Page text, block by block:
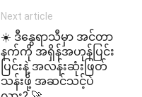
Next article
☀️ ဒီနွေရာသီမှာ အင်တာ
နက်ကို အရှိန်အဟုန်ပြင်း
ပြင်းနဲ့ အလန်းဆုံးဖြတ်
သန်းဖို့ အဆင်သင့်ပဲ